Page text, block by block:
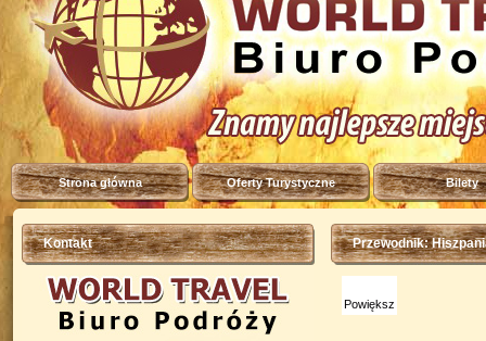
Strona główna Oferty Turystyczne Bilety
Kontakt Przewodnik:
Powiększ